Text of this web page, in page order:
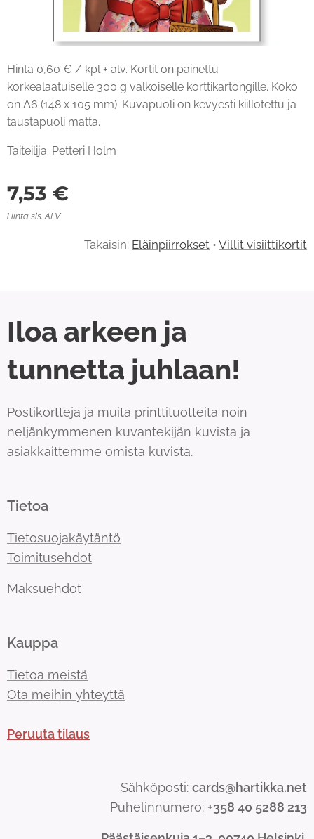
Hinta 0,60 € / kpl + alv. Kortit on painettu
korkealaatuiselle 300 g valkoiselle korttikartongille. Koko
on A6 (148 x 105 mm). Kuvapuoli on kevyesti kiillotettu ja
taustapuoli matta.
Taiteilija: Petteri Holm
7,53 €
Hinta sis. ALV
Takaisin: Eläinpiirrokset • Villit visiittikortit
Iloa arkeen ja
tunnetta juhlaan!
Postikortteja ja muita printtituotteita noin
neljänkymmenen kuvantekijän kuvista ja
asiakkaittemme omista kuvista.
Tietoa
Tietosuojakäytäntö
Toimitusehdot
Maksuehdot
Kauppa
Tietoa meistä
Ota meihin yhteyttä
Peruuta tilaus
Sähköposti: cards@hartikka.net
Puhelinnumero: +358 40 5288 213